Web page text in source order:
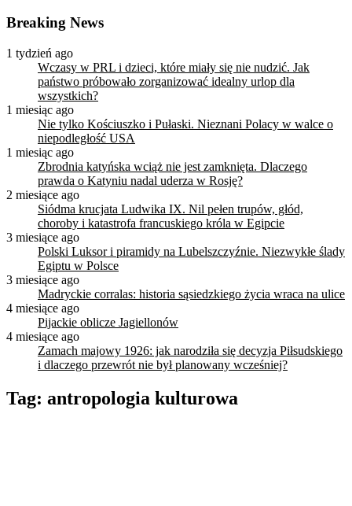
Breaking News
1 tydzień ago
Wczasy w PRL i dzieci, które miały się nie nudzić. Jak
państwo próbowało zorganizować idealny urlop dla
wszystkich?
1 miesiąc ago
Nie tylko Kościuszko i Pułaski. Nieznani Polacy w walce o
niepodległość USA
1 miesiąc ago
Zbrodnia katyńska wciąż nie jest zamknięta. Dlaczego
prawda o Katyniu nadal uderza w Rosję?
2 miesiące ago
Siódma krucjata Ludwika IX. Nil pełen trupów, głód,
choroby i katastrofa francuskiego króla w Egipcie
3 miesiące ago
Polski Luksor i piramidy na Lubelszczyźnie. Niezwykłe ślady
Egiptu w Polsce
3 miesiące ago
Madryckie corralas: historia sąsiedzkiego życia wraca na ulice
4 miesiące ago
Pijackie oblicze Jagiellonów
4 miesiące ago
Zamach majowy 1926: jak narodziła się decyzja Piłsudskiego
i dlaczego przewrót nie był planowany wcześniej?
Tag: antropologia kulturowa